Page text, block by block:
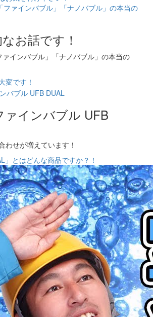
お話です！
ァインバブル」「ナノバブル」の本当の
変です！
ァインバブル UFB
わせが増えています！
」とはどんな商品ですか？！